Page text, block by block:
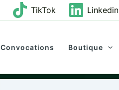
TikTok Linkedin
Convocations Boutique